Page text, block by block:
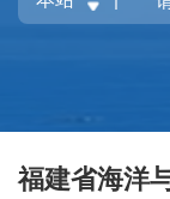
福建省海洋